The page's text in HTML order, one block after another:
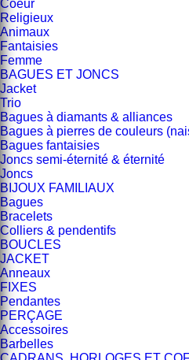
Coeur
Religieux
Animaux
Fantaisies
Femme
BAGUES ET JONCS
Jacket
Trio
Bagues à diamants & alliances
Bagues à pierres de couleurs
Bagues fantaisies
Joncs semi-éternité & éternité
Joncs
BIJOUX FAMILIAUX
Bagues
Bracelets
Colliers & pendentifs
BOUCLES
JACKET
Anneaux
FIXES
Pendantes
PERÇAGE
Accessoires
Barbelles